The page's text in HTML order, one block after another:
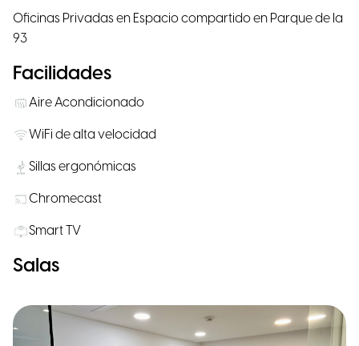
Oficinas Privadas en Espacio compartido en Parque de la
93
Facilidades
Aire Acondicionado
WiFi de alta velocidad
Sillas ergonómicas
Chromecast
Smart TV
Salas